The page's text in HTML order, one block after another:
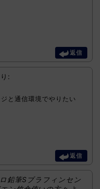
返信
:
と通信環境でやりたい
返信
鉛筆Sブラフィンセン